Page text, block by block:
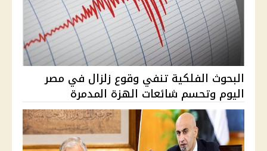
البحوث الفلكية تنفي وقوع زلزال في مصر
اليوم وتحسم شائعات الهزة المدمرة